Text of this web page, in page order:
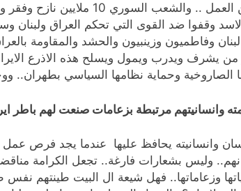
الم تكن لبنان مفلسة وشعبها
وقفوا ضد القوى التي تحكم العراق
وفاطميون وزينبيون والحشد والمقاومة
يشرف ويدرب ويمول ويسلح هذه الاذرع
الصاروخية وحماية نظامها السياسي بطهران..
وانسانيتهم مرتبطة بزعامات صنعت لهم باطر
وانسانيته يحافظ عليها عندما يجد فرص
وليس بشعارات فارغة.. تجعل الكرامة
وزعاماتها.. فهل شيعة ال البيت طينتهم